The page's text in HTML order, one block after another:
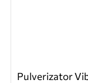
Pulverizator